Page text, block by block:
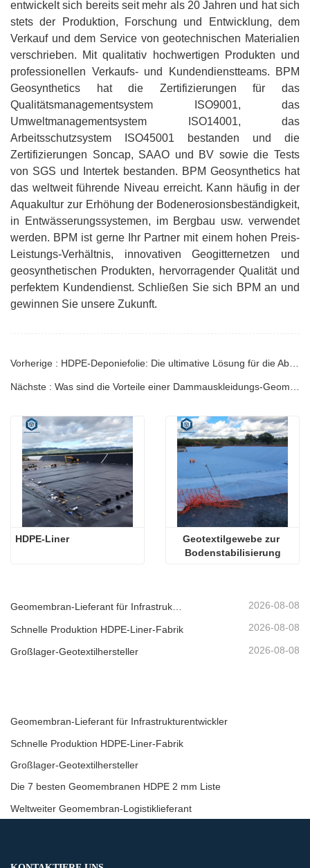
entwickelt sich bereits seit mehr als 20 Jahren und hat sich
stets der Produktion, Forschung und Entwicklung, dem
Verkauf und dem Service von geotechnischen Materialien
verschrieben. Mit qualitativ hochwertigen Produkten und
professionellen Verkaufs- und Kundendienstteams. BPM
Geosynthetics hat die Zertifizierungen für das
Qualitätsmanagementsystem ISO9001, das
Umweltmanagementsystem ISO14001, das
Arbeitsschutzsystem ISO45001 bestanden und die
Zertifizierungen Soncap, SAAO und BV sowie die Tests
von SGS und Intertek bestanden. BPM Geosynthetics hat
das weltweit führende Niveau erreicht. Kann häufig in der
Aquakultur zur Erhöhung der Bodenerosionsbeständigkeit,
in Entwässerungssystemen, im Bergbau usw. verwendet
werden. BPM ist gerne Ihr Partner mit einem hohen Preis-
Leistungs-Verhältnis, innovativen Geogitternetzen und
geosynthetischen Produkten, hervorragender Qualität und
perfektem Kundendienst. Schließen Sie sich BPM an und
gewinnen Sie unsere Zukunft.
HDPE-Liner
Geotextilgewebe zur
Bodenstabilisierung
Geomembran-Lieferant für Infrastrukturentwickler 2026-08-08
Schnelle Produktion HDPE-Liner-Fabrik 2026-08-08
Großlager-Geotextilhersteller 2026-08-08
Geomembran-Lieferant für Infrastrukturentwickler
Schnelle Produktion HDPE-Liner-Fabrik
Großlager-Geotextilhersteller
Die 7 besten Geomembranen HDPE 2 mm Liste
Weltweiter Geomembran-Logistiklieferant